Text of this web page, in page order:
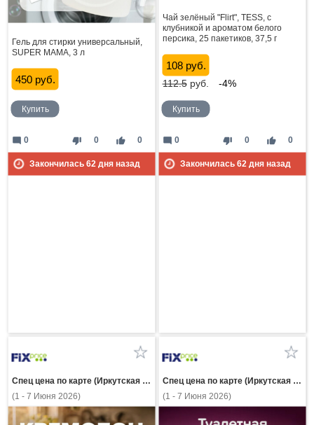
Чай зелёный "Flirt", TESS, с
клубникой и ароматом белого
персика, 25 пакетиков, 37,5 г
108 руб.
112.5руб. -4%
Купить
thumb_down 0 thumb_up 0
mode_comment 0
Закончилась 62 дня назад
Гель для стирки универсальный,
SUPER MAMA, 3 л
450 руб.
Купить
thumb_down 0 thumb_up 0
mode_comment 0
Закончилась 62 дня назад
Спец цена по карте (Иркутская область)
(1 - 7 Июня 2026)
Спец цена по карте (Иркутская область)
(1 - 7 Июня 2026)